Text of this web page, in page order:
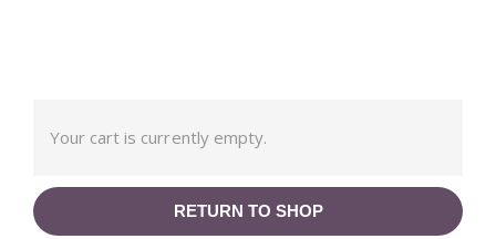
Your cart is currently empty.
RETURN TO SHOP